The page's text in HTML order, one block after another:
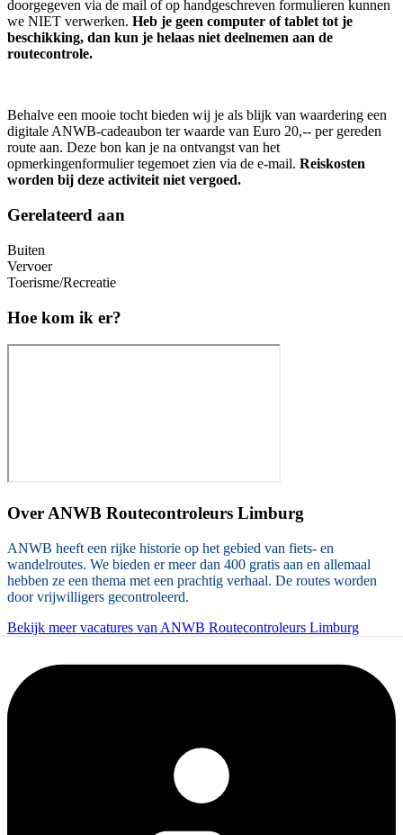
doorgegeven via de mail of op handgeschreven formulieren kunnen
we NIET verwerken. Heb je geen computer of tablet tot je
beschikking, dan kun je helaas niet deelnemen aan de
routecontrole.
Behalve een mooie tocht bieden wij je als blijk van waardering een
digitale ANWB-cadeaubon ter waarde van Euro 20,-- per gereden
route aan. Deze bon kan je na ontvangst van het
opmerkingenformulier tegemoet zien via de e-mail. Reiskosten
worden bij deze activiteit niet vergoed.
Gerelateerd aan
Buiten
Vervoer
Toerisme/Recreatie
Hoe kom ik er?
Over ANWB Routecontroleurs Limburg
ANWB heeft een rijke historie op het gebied van fiets- en
wandelroutes. We bieden er meer dan 400 gratis aan en allemaal
hebben ze een thema met een prachtig verhaal. De routes worden
door vrijwilligers gecontroleerd.
Bekijk meer vacatures van ANWB Routecontroleurs Limburg